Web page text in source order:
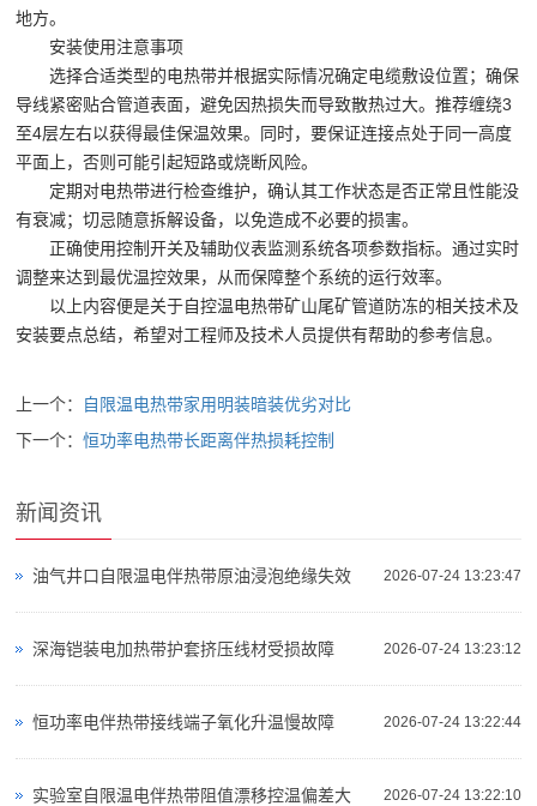
地方。
安装使用注意事项
选择合适类型的电热带并根据实际情况确定电缆敷设位置；确保
导线紧密贴合管道表面，避免因热损失而导致散热过大。推荐缠绕3
至4层左右以获得最佳保温效果。同时，要保证连接点处于同一高度
平面上，否则可能引起短路或烧断风险。
定期对电热带进行检查维护，确认其工作状态是否正常且性能没
有衰减；切忌随意拆解设备，以免造成不必要的损害。
正确使用控制开关及辅助仪表监测系统各项参数指标。通过实时
调整来达到最优温控效果，从而保障整个系统的运行效率。
以上内容便是关于自控温电热带矿山尾矿管道防冻的相关技术及
安装要点总结，希望对工程师及技术人员提供有帮助的参考信息。
上一个： 自限温电热带家用明装暗装优劣对比
下一个：恒功率电热带长距离伴热损耗控制
新闻资讯
2026-07-24 13:23:47
油气井口自限温电伴热带原油浸泡绝缘失效
2026-07-24 13:23:12
深海铠装电加热带护套挤压线材受损故障
2026-07-24 13:22:44
恒功率电伴热带接线端子氧化升温慢故障
2026-07-24 13:22:10
实验室自限温电伴热带阻值漂移控温偏差大